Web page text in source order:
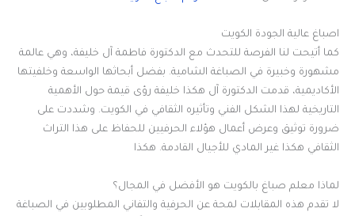
اصباغ عالية الجودة الكويت
كما أتيحت لنا الفرصة للتحدث مع الدكتورة فاطمة آل خليفة، وهي عالمة
مشهورة وخبيرة في الصباغة الشامية. بفضل أبحاثها الواسعة وخلفيتها
الأكاديمية، قدمت الدكتورة آل هكذا خليفة رؤى قيمة حول الأهمية
التاريخية لهذا الشكل الفني وتأثيره الثقافي في الكويت. وشددت على
ضرورة توثيق وعرض أعمال هؤلاء الحرفيين للحفاظ على هذا التراث
الثقافي هكذا غير المادي للأجيال القادمة. هكذا
لماذا معلم صباغ بالكويت هو الأفضل في المجال؟
لا تقدم هذه المقابلات لمحة عن الحرفية والتفاني المطلوبين في الصباغة